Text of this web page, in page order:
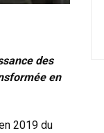
des
en
2019 du